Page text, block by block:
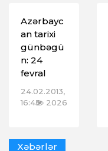
Azərbayc
an tarixi
günbəgü
n: 24
fevral
24.02.2013,
16:45
2026
Xəbərlər